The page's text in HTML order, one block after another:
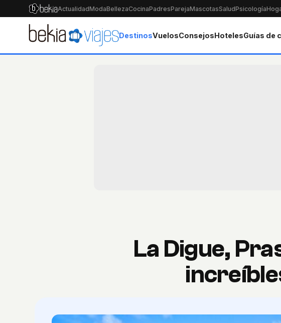
ActualidadModaBellezaCocinaPadresParejaMascotasSaludPsicología
DestinosVuelosConsejosHotelesGuías de
La Digue,